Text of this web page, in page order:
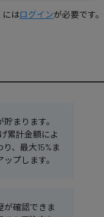
はログインが必要です。
まります。
累計金額によ
、最大15%ま
プします。
が確認できま